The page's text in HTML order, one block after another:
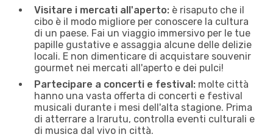
Visitare i mercati all'aperto: è risaputo che il
cibo è il modo migliore per conoscere la cultura
di un paese. Fai un viaggio immersivo per le tue
papille gustative e assaggia alcune delle delizie
locali. E non dimenticare di acquistare souvenir
gourmet nei mercati all'aperto e dei pulci!
Partecipare a concerti e festival: molte città
hanno una vasta offerta di concerti e festival
musicali durante i mesi dell'alta stagione. Prima
di atterrare a Irarutu, controlla eventi culturali e
di musica dal vivo in città.